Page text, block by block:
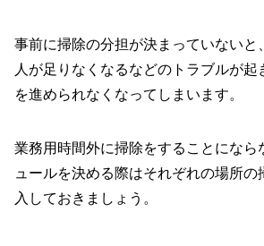
事前に掃除の分担が決まっていないと
人が足りなくなるなどのトラブルが起
を進められなくなってしまいます。
業務用時間外に掃除をすることになら
ュールを決める際はそれぞれの場所
入しておきましょう。